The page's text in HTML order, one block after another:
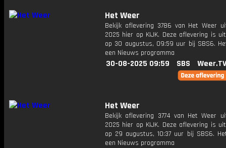
Het Weer
Bekijk aflevering 3786 van Het Weer
2025 hier op KIJK. Deze aflevering is
op 30 augustus, 09:59 uur bij SBS6.
een Nieuws programma
30-08-2025 09:59 SBS Weer.TV
Het Weer
Bekijk aflevering 3774 van Het Weer
2025 hier op KIJK. Deze aflevering is
op 29 augustus, 10:37 uur bij SBS6.
een Nieuws programma